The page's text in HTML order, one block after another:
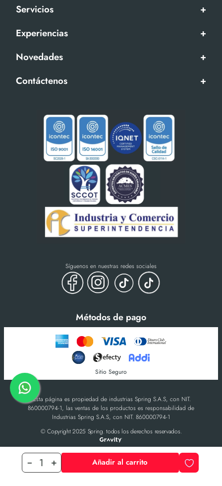
＋
－ Añadir al carrito
Servicios
+
Experiencias
+
Novedades
+
Contáctenos
+
Síguenos en nuestras redes sociales
Métodos de pago
Sitio Seguro
-Esta página es propiedad de industrias Spring S.A.S, con NIT.
860000794-1, las ventas de los productos es responsabilidad de
Industrias Spring S.A.S, con NIT. 860000794-1
© Copyright 2025 Spring. todos los derechos reservados.